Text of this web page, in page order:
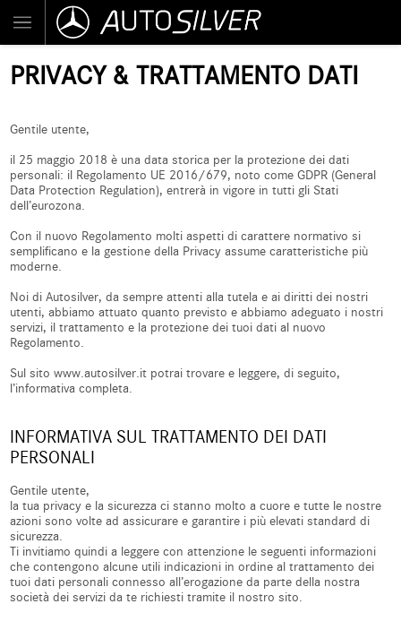
PRIVACY & TRATTAMENTO DATI
Gentile utente,
il 25 maggio 2018 è una data storica per la protezione dei dati
personali: il Regolamento UE 2016/679, noto come GDPR (General
Data Protection Regulation), entrerà in vigore in tutti gli Stati
dell’eurozona.
Con il nuovo Regolamento molti aspetti di carattere normativo si
semplificano e la gestione della Privacy assume caratteristiche più
moderne.
Noi di Autosilver, da sempre attenti alla tutela e ai diritti dei nostri
utenti, abbiamo attuato quanto previsto e abbiamo adeguato i nostri
servizi, il trattamento e la protezione dei tuoi dati al nuovo
Regolamento.
Sul sito www.autosilver.it potrai trovare e leggere, di seguito,
l’informativa completa.
INFORMATIVA SUL TRATTAMENTO DEI DATI
PERSONALI
Gentile utente,
la tua privacy e la sicurezza ci stanno molto a cuore e tutte le nostre
azioni sono volte ad assicurare e garantire i più elevati standard di
sicurezza.
Ti invitiamo quindi a leggere con attenzione le seguenti informazioni
che contengono alcune utili indicazioni in ordine al trattamento dei
tuoi dati personali connesso all’erogazione da parte della nostra
società dei servizi da te richiesti tramite il nostro sito.